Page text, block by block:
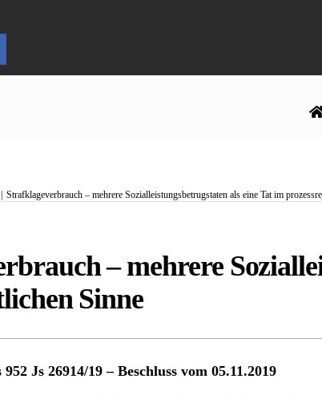
Strafklageverbrauch – mehrere Sozialleistungsbetrugstaten als eine Tat im
– mehrere
Sinne
Js 26914/19 – Beschluss vom 05.11.2019